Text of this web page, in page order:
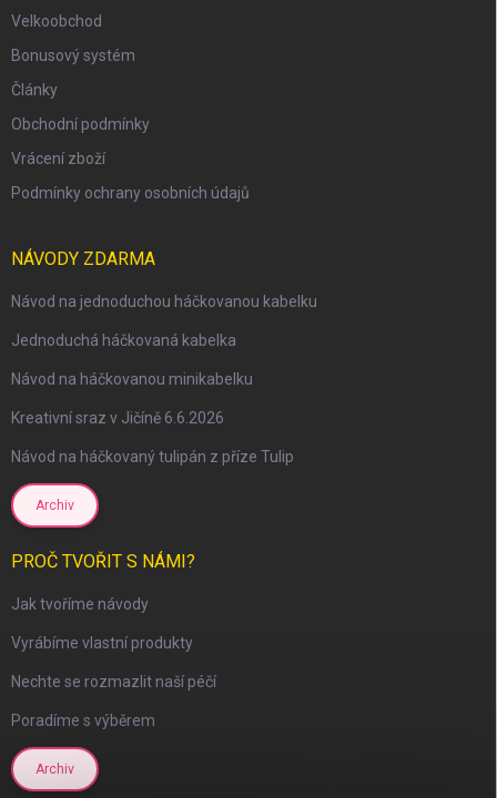
Velkoobchod
Bonusový systém
Články
Obchodní podmínky
Vrácení zboží
Podmínky ochrany osobních údajů
NÁVODY ZDARMA
Návod na jednoduchou háčkovanou kabelku
Jednoduchá háčkovaná kabelka
Návod na háčkovanou minikabelku
Kreativní sraz v Jičíně 6.6.2026
Návod na háčkovaný tulipán z příze Tulip
Archiv
PROČ TVOŘIT S NÁMI?
Jak tvoříme návody
Vyrábíme vlastní produkty
Nechte se rozmazlit naší péčí
Poradíme s výběrem
Archiv